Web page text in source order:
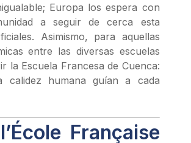
Europa los espera con
a seguir de cerca esta
Asimismo, para aquellas
entre las diversas escuelas
la Escuela Francesa de Cuenca:
humana guían a cada
Française